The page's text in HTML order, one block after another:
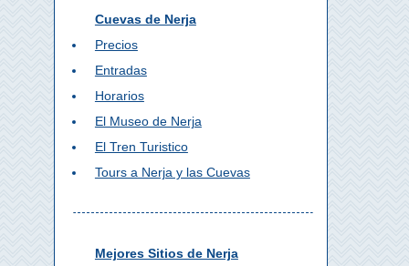
Cuevas de Nerja
Precios
Entradas
Horarios
El Museo de Nerja
El Tren Turistico
Tours a Nerja y las Cuevas
Mejores Sitios de Nerja